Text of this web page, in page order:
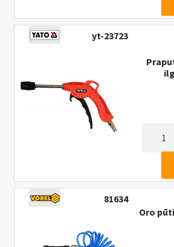
yt-23723
ilgas,
TURBO.
81634
Oro